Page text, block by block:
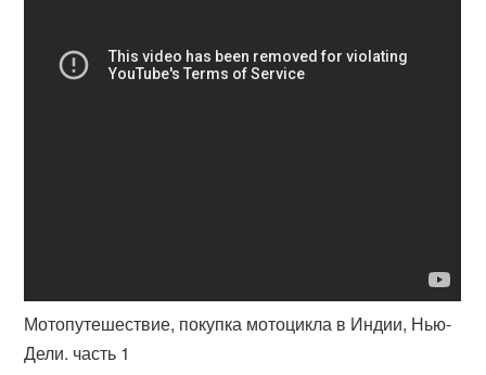
Мотопутешествие, покупка мотоцикла в Индии, Нью-
Дели. часть 1